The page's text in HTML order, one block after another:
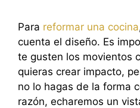
Para reformar una cocina
cuenta el diseño. Es
te gusten los movientos
quieras crear impacto,
no lo hagas de la forma
razón, echaremos un